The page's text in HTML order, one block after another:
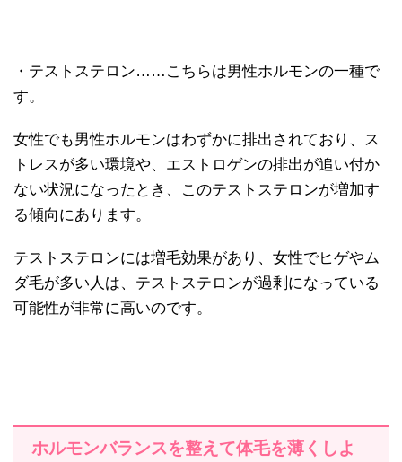
・テストステロン……こちらは男性ホルモンの一種で
す。
女性でも男性ホルモンはわずかに排出されており、ス
トレスが多い環境や、エストロゲンの排出が追い付か
ない状況になったとき、このテストステロンが増加す
る傾向にあります。
テストステロンには増毛効果があり、女性でヒゲやム
ダ毛が多い人は、テストステロンが過剰になっている
可能性が非常に高いのです。
ホルモンバランスを整えて体毛を薄くしよ